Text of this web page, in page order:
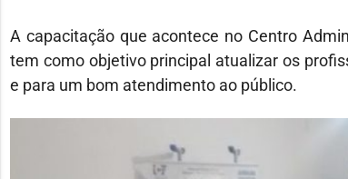
A capacitação que acontece no Centro
tem como objetivo principal atualizar os
e para um bom atendimento ao público.